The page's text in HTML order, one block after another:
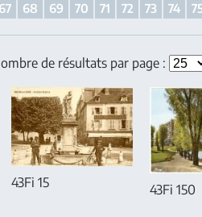
67 68 69 70 71 72 73 74
de résultats par page :
43Fi 15 43Fi 150